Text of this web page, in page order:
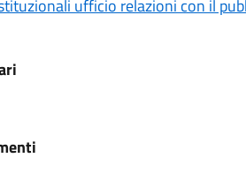
ufficio relazioni con il